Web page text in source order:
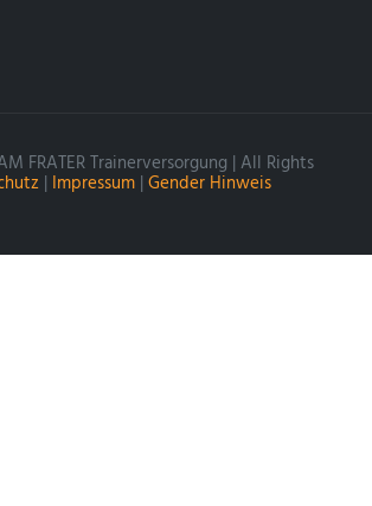
FRATER Trainerversorgung | All Rights
| Impressum | Gender Hinweis